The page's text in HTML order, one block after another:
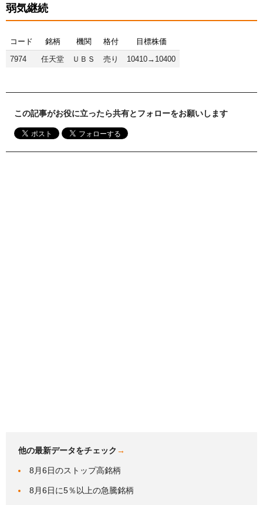
弱気継続
コード 銘柄 機関 格付
目標株価
7974
任天堂 ＵＢＳ 売り 10410→10400
この記事がお役に立ったら共有とフォローをお願いします
他の最新データをチェック →
8月6日のストップ高銘柄
8月6日に5％以上の急騰銘柄